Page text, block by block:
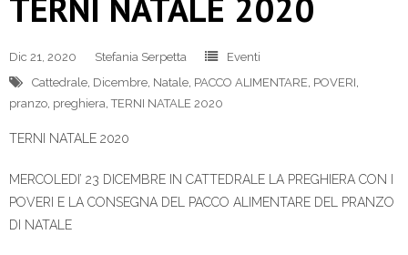
Dic 21, 2020 Stefania Serpetta
Eventi
Cattedrale Dicembre Natale PACCO ALIMENTARE POVERI
pranzo preghiera ,TERNI NATALE 2020
TERNI NATALE 2020
MERCOLEDI’ 23 DICEMBRE IN CATTEDRALE LA PREGHIERA CON I
POVERI E LA CONSEGNA DEL PACCO ALIMENTARE DEL PRANZO
DI NATALE